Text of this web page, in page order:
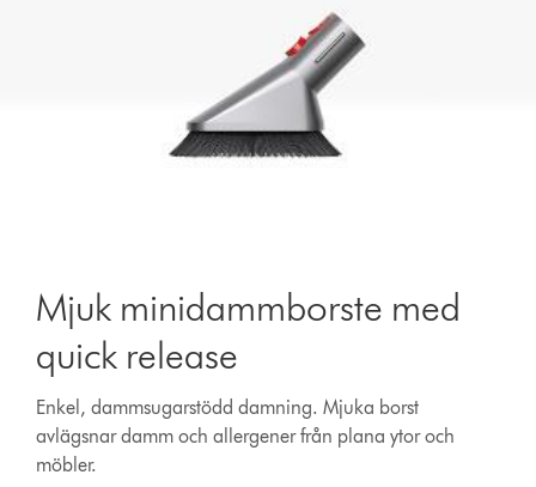
Mjuk minidammborste med
quick release
Enkel, dammsugarstödd damning. Mjuka borst
avlägsnar damm och allergener från plana ytor och
möbler.